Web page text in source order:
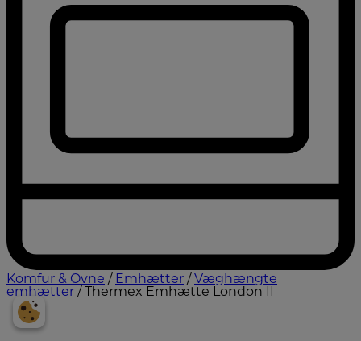
Komfur & Ovne / Emhætter / Væghængte
emhætter / Thermex Emhætte London II